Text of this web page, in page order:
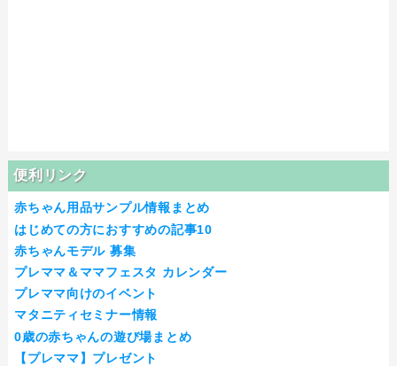
便利リンク
赤ちゃん用品サンプル情報まとめ
はじめての方におすすめの記事10
赤ちゃんモデル 募集
プレママ＆ママフェスタ カレンダー
プレママ向けのイベント
マタニティセミナー情報
0歳の赤ちゃんの遊び場まとめ
【プレママ】プレゼント